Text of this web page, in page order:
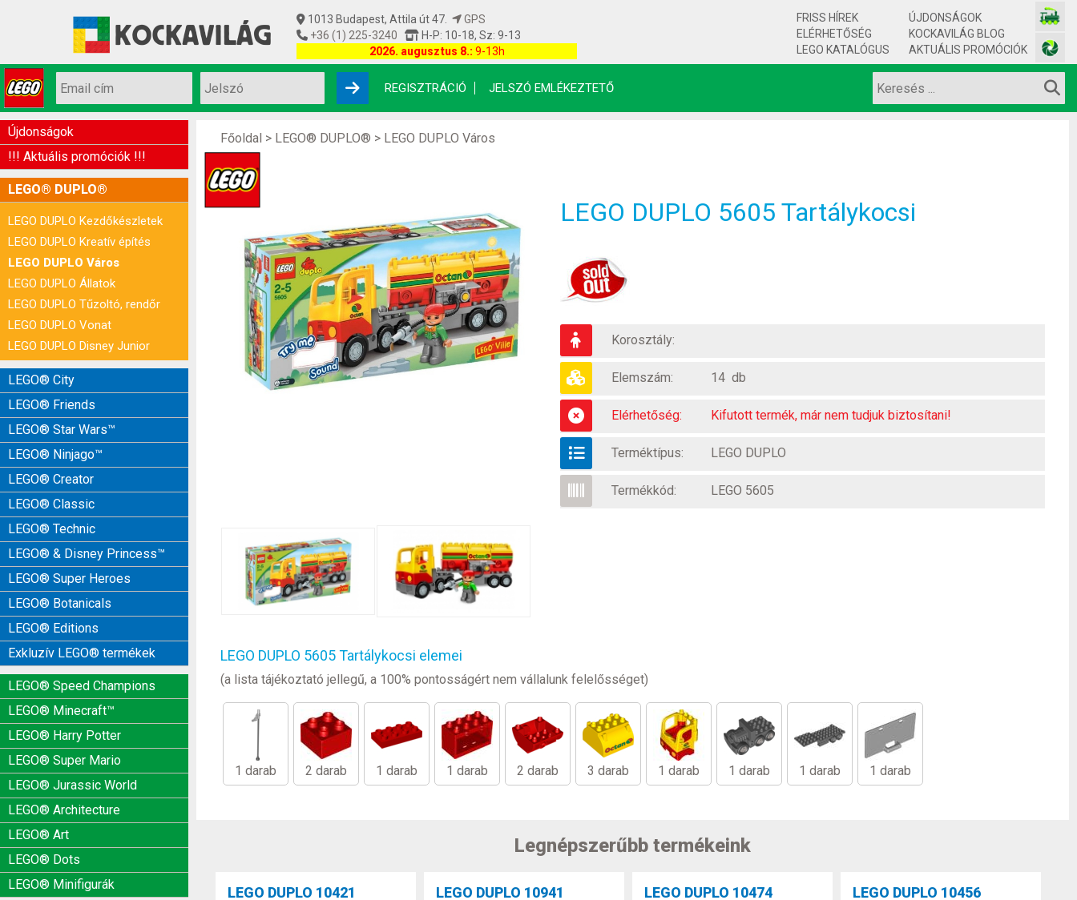
1013 Budapest, Attila út 47.
GPS
+36 (1) 225-3240
H-P: 10-18, Sz: 9-13
Utolsó készletfrissítés: 2026.08.07 21:43:35
2026. augusztus 8.: 9-13h
FRISS HÍREK
ELÉRHETŐSÉG
LEGO KATALÓGUS
ÚJDONSÁGOK
KOCKAVILÁG BLOG
AKTUÁLIS PROMÓCIÓK
REGISZTRÁCIÓ JELSZÓ EMLÉKEZTETŐ
Újdonságok
!!! Aktuális promóciók !!!
LEGO® DUPLO®
LEGO DUPLO Kezdőkészletek
LEGO DUPLO Kreatív építés
LEGO DUPLO Város
LEGO DUPLO Állatok
LEGO DUPLO Tűzoltó, rendőr
LEGO DUPLO Vonat
LEGO DUPLO Disney Junior
LEGO® City
LEGO® Friends
LEGO® Star Wars™
LEGO® Ninjago™
LEGO® Creator
LEGO® Classic
LEGO® Technic
LEGO® & Disney Princess™
LEGO® Super Heroes
LEGO® Botanicals
LEGO® Editions
Exkluzív LEGO® termékek
LEGO® Speed Champions
LEGO® Minecraft™
LEGO® Harry Potter
LEGO® Super Mario
LEGO® Jurassic World
LEGO® Architecture
LEGO® Art
LEGO® Dots
LEGO® Minifigurák
Főoldal > LEGO® DUPLO® > LEGO DUPLO Város
LEGO DUPLO 5605 Tartálykocsi
Korosztály:
Elemszám: 14 db
Elérhetőség: Kifutott termék, már nem tudjuk biztosítani!
Terméktípus: LEGO DUPLO
Termékkód: LEGO 5605
LEGO DUPLO 5605 Tartálykocsi elemei
(a lista tájékoztató jellegű, a 100% pontosságért nem vállalunk felelősséget)
1 darab 2 darab 1 darab 1 darab 2 darab 3 darab 1 darab 1 darab 1 darab 1 darab
Legnépszerűbb termékeink
LEGO DUPLO 10421
LEGO DUPLO 10941
LEGO DUPLO 10474
LEGO DUPLO 10456